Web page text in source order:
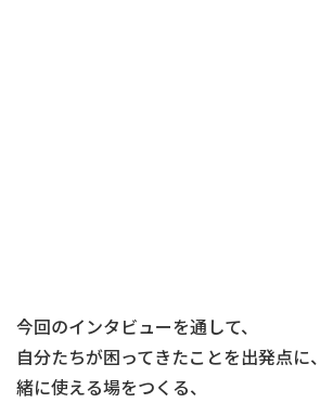
今回のインタビューを通して、
自分たちが困ってきたことを出発点に
緒に使える場をつくる、